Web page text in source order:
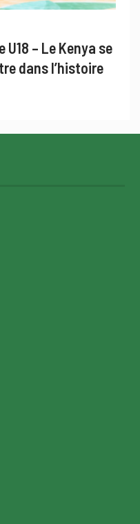
– Le Kenya se
dans l’histoire